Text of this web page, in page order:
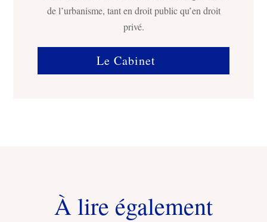
de l’urbanisme, tant en droit public qu’en droit
privé.
Le Cabinet
À lire également